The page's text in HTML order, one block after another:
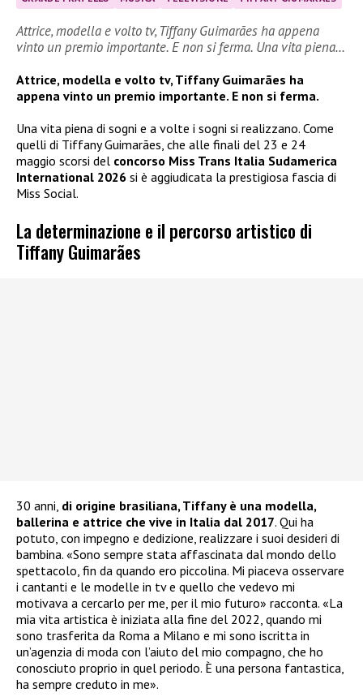
Attrice, modella e volto tv, Tiffany Guimarães ha appena
vinto un premio importante. E non si ferma. Una vita piena…
Attrice, modella e volto tv, Tiffany Guimarães ha
appena vinto un premio importante. E non si ferma.
Una vita piena di sogni e a volte i sogni si realizzano. Come
quelli di Tiffany Guimarães, che alle finali del 23 e 24
maggio scorsi del concorso Miss Trans Italia Sudamerica
International 2026 si è aggiudicata la prestigiosa fascia di
Miss Social.
La determinazione e il percorso artistico di
Tiffany Guimarães
30 anni, di origine brasiliana, Tiffany è una modella,
ballerina e attrice che vive in Italia dal 2017. Qui ha
potuto, con impegno e dedizione, realizzare i suoi desideri di
bambina. «Sono sempre stata affascinata dal mondo dello
spettacolo, fin da quando ero piccolina. Mi piaceva osservare
i cantanti e le modelle in tv e quello che vedevo mi
motivava a cercarlo per me, per il mio futuro» racconta. «La
mia vita artistica è iniziata alla fine del 2022, quando mi
sono trasferita da Roma a Milano e mi sono iscritta in
un’agenzia di moda con l’aiuto del mio compagno, che ho
conosciuto proprio in quel periodo. È una persona fantastica,
ha sempre creduto in me».